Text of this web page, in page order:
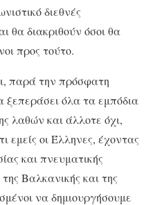
διεθνές
θα διακριθούν όσοι θα
προς τούτο.
παρά την πρόσφατη
ξεπεράσει όλα τα εμπόδια
λαθών και άλλοτε όχι,
εμείς οι Έλληνες, έχοντας
και πνευματικής
Βαλκανικής και της
να δημιουργήσουμε